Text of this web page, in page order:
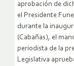
aprobación de
el Presidente
durante la
(Cabañas), el
periodista de la
Legislativa